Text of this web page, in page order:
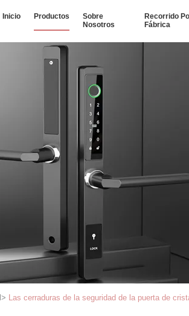
Inicio Productos
Sobre
Nosotros
Recorrido
Fábrica
> Las cerraduras de la seguridad de la puerta de